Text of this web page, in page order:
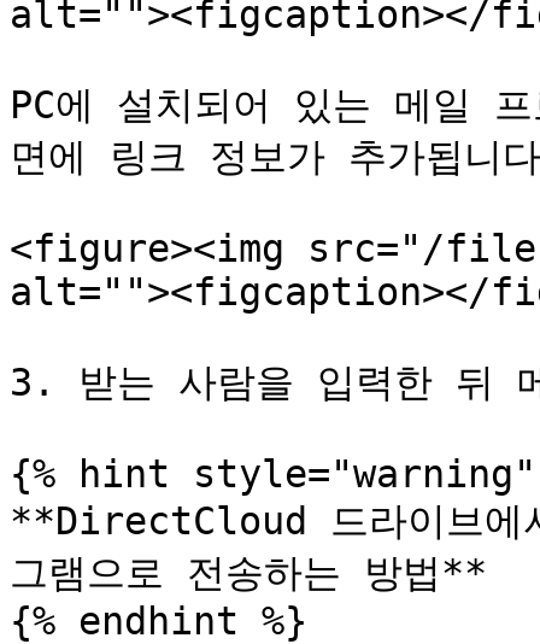
alt=""><figcaption></
PC에 설치되어 있는 메일
면에 링크 정보가 추가됩니
<figure><img src="/files/
alt=""><figcaption></
3. 받는 사람을 입력한 뒤
{% hint style="warning"
**DirectCloud 드라이브에
그램으로 전송하는 방법**
{% endhint %}